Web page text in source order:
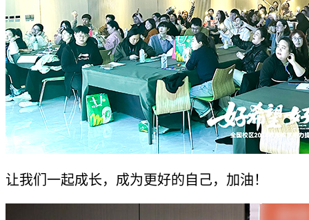
让我们一起成长，成为更好的自己，加油！